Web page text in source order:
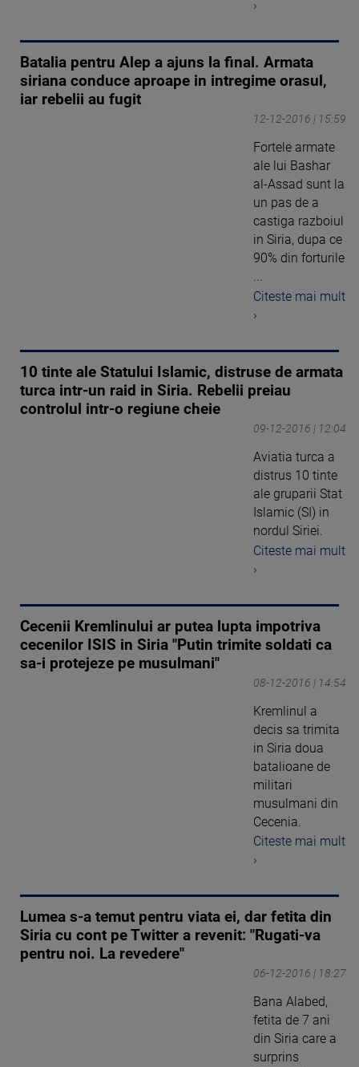
›
Batalia pentru Alep a ajuns la final. Armata
siriana conduce aproape in intregime orasul,
iar rebelii au fugit
12-12-2016 | 15:59
Fortele armate
ale lui Bashar
al-Assad sunt la
un pas de a
castiga razboiul
in Siria, dupa ce
90% din forturile
...
Citeste mai mult
›
10 tinte ale Statului Islamic, distruse de armata
turca intr-un raid in Siria. Rebelii preiau
controlul intr-o regiune cheie
09-12-2016 | 12:04
Aviatia turca a
distrus 10 tinte
ale gruparii Stat
Islamic (SI) in
nordul Siriei.
Citeste mai mult
›
Cecenii Kremlinului ar putea lupta impotriva
cecenilor ISIS in Siria "Putin trimite soldati ca
sa-i protejeze pe musulmani"
08-12-2016 | 14:54
Kremlinul a
decis sa trimita
in Siria doua
batalioane de
militari
musulmani din
Cecenia.
Citeste mai mult
›
Lumea s-a temut pentru viata ei, dar fetita din
Siria cu cont pe Twitter a revenit: "Rugati-va
pentru noi. La revedere"
06-12-2016 | 18:27
Bana Alabed,
fetita de 7 ani
din Siria care a
surprins